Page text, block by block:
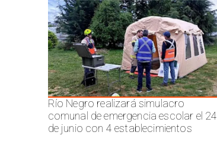
Río Negro realizará simulacro
comunal de emergencia escolar el 24
de junio con 4 establecimientos